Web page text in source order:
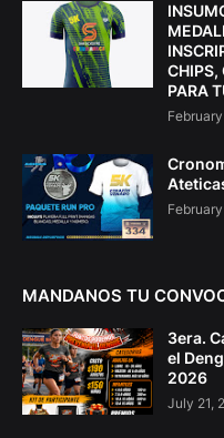
CHIPS,
PARA
MANDANOS TU
3era.
el
2026
July 21,